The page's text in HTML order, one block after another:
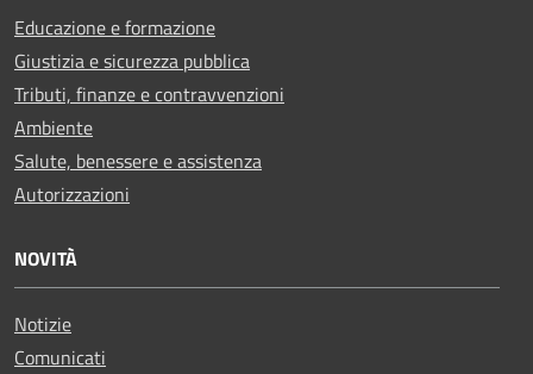
Educazione e formazione
Giustizia e sicurezza pubblica
Tributi, finanze e contravvenzioni
Ambiente
Salute, benessere e assistenza
Autorizzazioni
NOVITÀ
Notizie
Comunicati